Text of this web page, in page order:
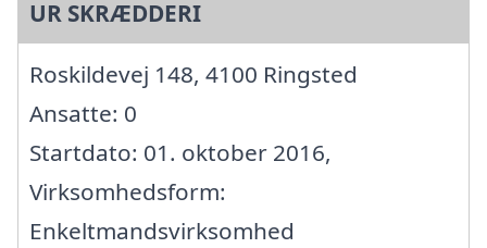
UR SKRÆDDERI
Roskildevej 148, 4100 Ringsted
Ansatte: 0
Startdato: 01. oktober 2016,
Virksomhedsform:
Enkeltmandsvirksomhed